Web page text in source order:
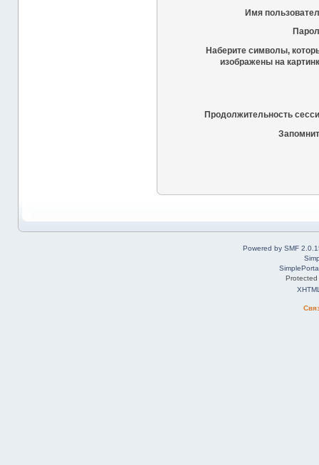
Имя
Наберите символы,
изображены на
Продолжительность
Powered by SMF